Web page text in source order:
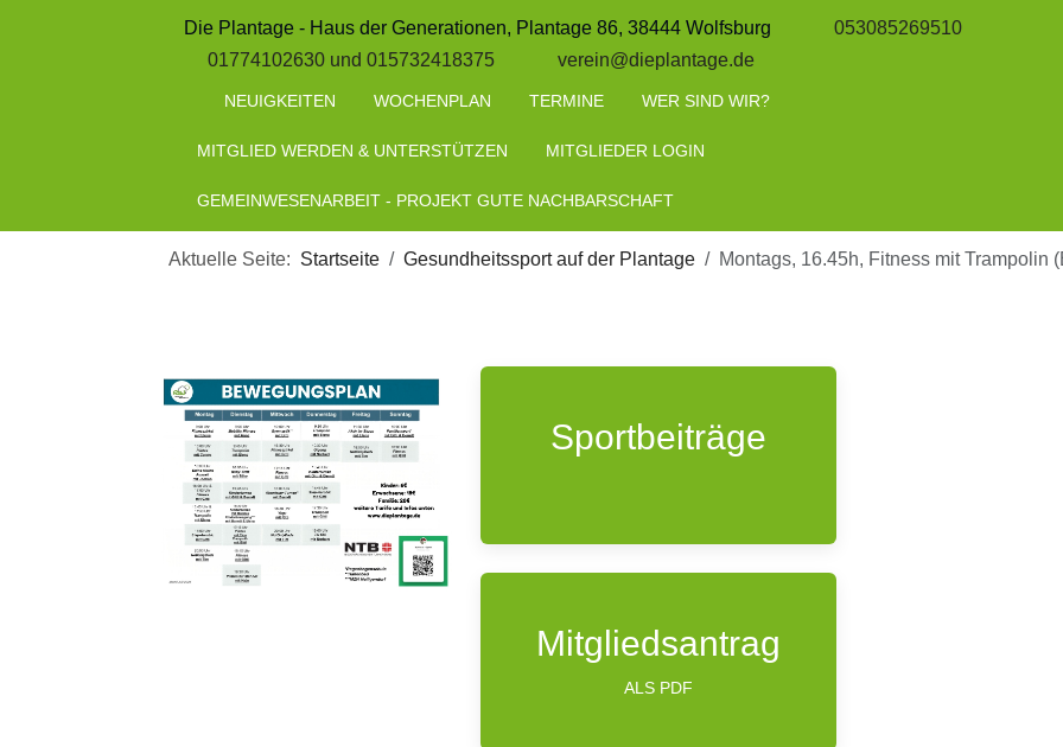
Die Plantage - Haus der Generationen, Plantage 86, 38444 Wolfsburg
053085269510
01774102630 und 015732418375
verein@dieplantage.de
NEUIGKEITEN WOCHENPLAN TERMINE WER SIND WIR?
MITGLIED WERDEN & UNTERSTÜTZEN MITGLIEDER LOGIN
GEMEINWESENARBEIT - PROJEKT GUTE NACHBARSCHAFT
Aktuelle Seite: Startseite Gesundheitssport auf der Plantage Montags, 16.45h, Fitness mit Trampolin
Sportbeiträge
Mitgliedsantrag
ALS PDF